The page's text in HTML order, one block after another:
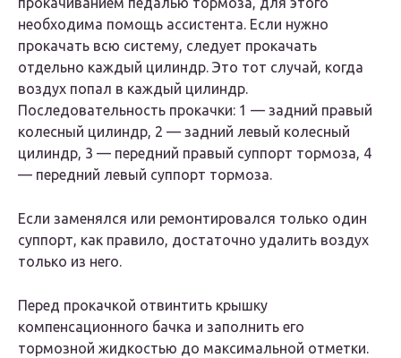
необходима помощь ассистента. Если нужно
прокачать всю систему, следует прокачать
отдельно каждый цилиндр. Это тот случай, когда
воздух попал в каждый цилиндр.
Последовательность прокачки: 1 — задний правый
колесный цилиндр, 2 — задний левый колесный
цилиндр, 3 — передний правый суппорт тормоза, 4
— передний левый суппорт тормоза.
Если заменялся или ремонтировался только один
суппорт, как правило, достаточно удалить воздух
только из него.
Перед прокачкой отвинтить крышку
компенсационного бачка и заполнить его
тормозной жидкостью до максимальной отметки.